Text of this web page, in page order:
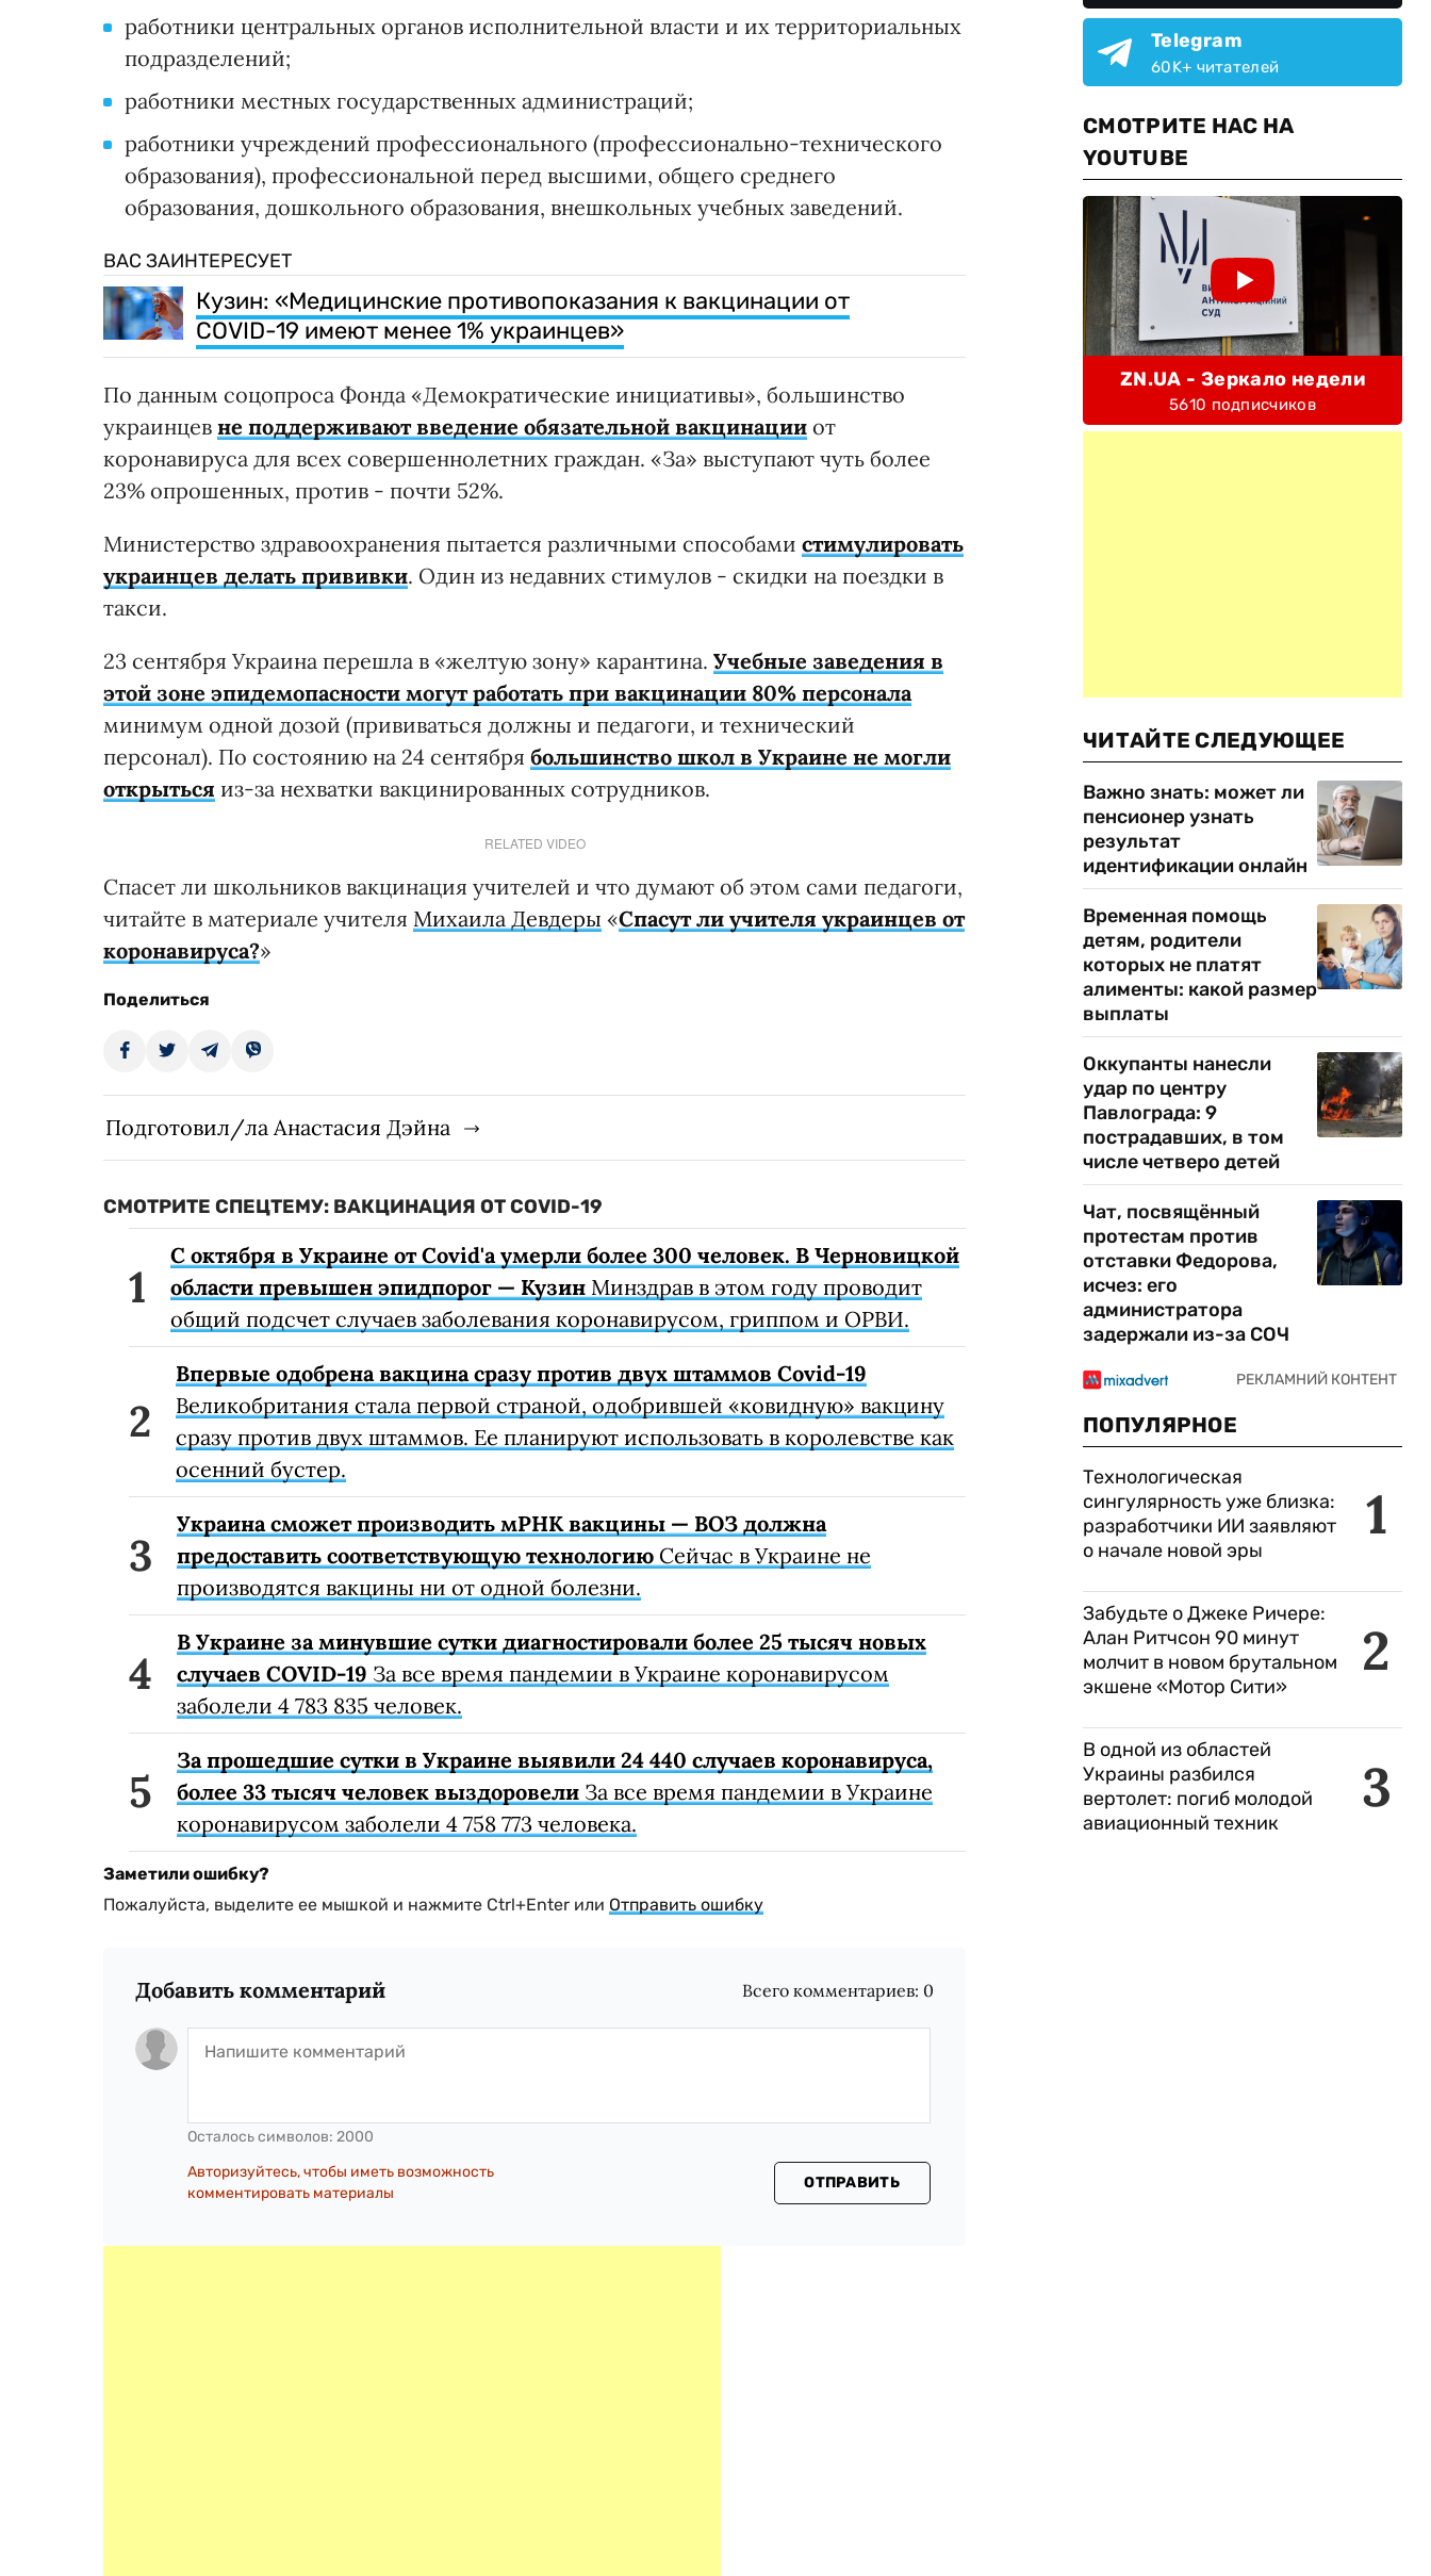
работники центральных органов исполнительной власти и их территориальных
подразделений;
работники местных государственных администраций;
работники учреждений профессионального (профессионально-технического
образования), профессиональной перед высшими, общего среднего
образования, дошкольного образования, внешкольных учебных заведений.
ВАС ЗАИНТЕРЕСУЕТ
Кузин: «Медицинские противопоказания к вакцинации от
СOVID-19 имеют менее 1% украинцев»
По данным соцопроса Фонда «Демократические инициативы», большинство
украинцев не поддерживают введение обязательной вакцинации от
коронавируса для всех совершеннолетних граждан. «За» выступают чуть более
23% опрошенных, против - почти 52%.
Министерство здравоохранения пытается различными способами стимулировать
украинцев делать прививки. Один из недавних стимулов - скидки на поездки в
такси.
23 сентября Украина перешла в «желтую зону» карантина. Учебные заведения в
этой зоне эпидемопасности могут работать при вакцинации 80% персонала
минимум одной дозой (прививаться должны и педагоги, и технический
персонал). По состоянию на 24 сентября большинство школ в Украине не могли
открыться из-за нехватки вакцинированных сотрудников.
RELATED VIDEO
Спасет ли школьников вакцинация учителей и что думают об этом сами педагоги,
читайте в материале учителя Михаила Девдеры «Спасут ли учителя украинцев от
коронавируса?»
Поделиться
Подготовил/ла Анастасия Дэйна
СМОТРИТЕ СПЕЦТЕМУ: ВАКЦИНАЦИЯ ОТ COVID-19
С октября в Украине от Covid'а умерли более 300 человек. В Черновицкой
области превышен эпидпорог — Кузин Минздрав в этом году проводит
общий подсчет случаев заболевания коронавирусом, гриппом и ОРВИ.
Впервые одобрена вакцина сразу против двух штаммов Covid-19
Великобритания стала первой страной, одобрившей «ковидную» вакцину
сразу против двух штаммов. Ее планируют использовать в королевстве как
осенний бустер.
Украина сможет производить мРНК вакцины — ВОЗ должна
предоставить соответствующую технологию Сейчас в Украине не
производятся вакцины ни от одной болезни.
В Украине за минувшие сутки диагностировали более 25 тысяч новых
случаев COVID-19 За все время пандемии в Украине коронавирусом
заболели 4 783 835 человек.
За прошедшие сутки в Украине выявили 24 440 случаев коронавируса,
более 33 тысяч человек выздоровели За все время пандемии в Украине
коронавирусом заболели 4 758 773 человека.
Заметили ошибку?
Пожалуйста, выделите ее мышкой и нажмите Ctrl+Enter или Отправить ошибку
Добавить комментарий Всего комментариев: 0
Осталось символов: 2000
Авторизуйтесь, чтобы иметь возможность
комментировать материалы
ОТПРАВИТЬ
Telegram
60K+ читателей
СМОТРИТЕ НАС НА
YOUTUBE
ZN.UA - Зеркало недели
5610 подписчиков
ЧИТАЙТЕ СЛЕДУЮЩЕЕ
Важно знать: может ли
пенсионер узнать
результат
идентификации онлайн
Временная помощь
детям, родители
которых не платят
алименты: какой размер
выплаты
Оккупанты нанесли
удар по центру
Павлограда: 9
пострадавших, в том
числе четверо детей
Чат, посвящённый
протестам против
отставки Федорова,
исчез: его
администратора
задержали из-за СОЧ
ПОПУЛЯРНОЕ
1
Технологическая
сингулярность уже близка:
разработчики ИИ заявляют
о начале новой эры
2
Забудьте о Джеке Ричере:
Алан Ритчсон 90 минут
молчит в новом брутальном
экшене «Мотор Сити»
3
В одной из областей
Украины разбился
вертолет: погиб молодой
авиационный техник